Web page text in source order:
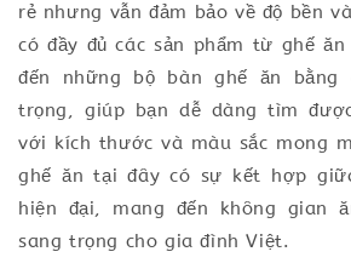
rẻ nhưng vẫn đảm bảo về độ bền
có đầy đủ các sản phẩm từ ghế
đến những bộ bàn ghế ăn bằng
trọng, giúp bạn dễ dàng tìm
với kích thước và màu sắc mong
ghế ăn tại đây có sự kết hợp
hiện đại, mang đến không gian
sang trọng cho gia đình Việt.